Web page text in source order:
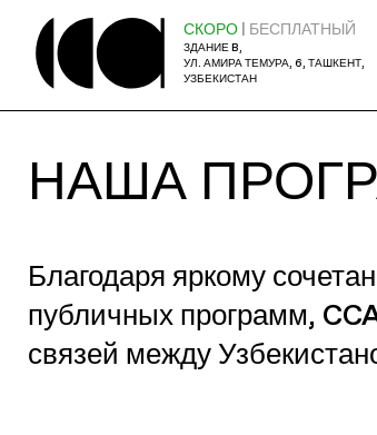
СКОРО | БЕСПЛАТНЫЙ
ЗДАНИЕ B,
УЛ. АМИРА ТЕМУРА, 6, ТАШКЕНТ,
УЗБЕКИСТАН
НАША
Благодаря яркому
публичных программ,
связей между